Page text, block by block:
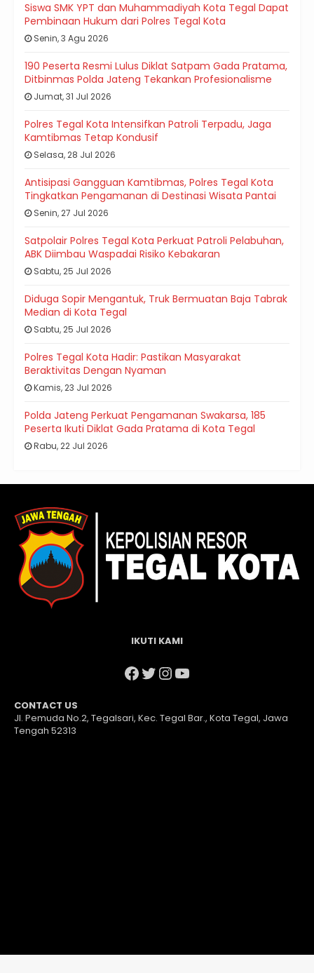
Siswa SMK YPT dan Muhammadiyah Kota Tegal Dapat
Pembinaan Hukum dari Polres Tegal Kota
Senin, 3 Agu 2026
190 Peserta Resmi Lulus Diklat Satpam Gada Pratama,
Ditbinmas Polda Jateng Tekankan Profesionalisme
Jumat, 31 Jul 2026
Polres Tegal Kota Intensifkan Patroli Terpadu, Jaga
Kamtibmas Tetap Kondusif
Selasa, 28 Jul 2026
Antisipasi Gangguan Kamtibmas, Polres Tegal Kota
Tingkatkan Pengamanan di Destinasi Wisata Pantai
Senin, 27 Jul 2026
Satpolair Polres Tegal Kota Perkuat Patroli Pelabuhan,
ABK Diimbau Waspadai Risiko Kebakaran
Sabtu, 25 Jul 2026
Diduga Sopir Mengantuk, Truk Bermuatan Baja Tabrak
Median di Kota Tegal
Sabtu, 25 Jul 2026
Polres Tegal Kota Hadir: Pastikan Masyarakat
Beraktivitas Dengan Nyaman
Kamis, 23 Jul 2026
Polda Jateng Perkuat Pengamanan Swakarsa, 185
Peserta Ikuti Diklat Gada Pratama di Kota Tegal
Rabu, 22 Jul 2026
IKUTI KAMI
Facebook
Twitter
Instagram
YouTube
CONTACT US
Jl. Pemuda No.2, Tegalsari, Kec. Tegal Bar., Kota Tegal, Jawa
Tengah 52313